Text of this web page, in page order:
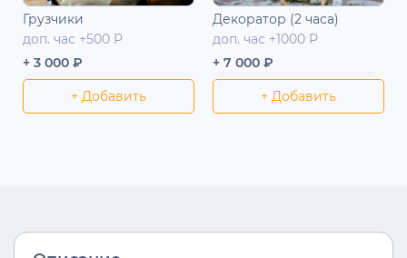
Грузчики
доп. час +500 Р
+ 3 000 ₽
+ Добавить
Декоратор (2 часа)
доп. час +1000 Р
+ 7 000 ₽
+ Добавить